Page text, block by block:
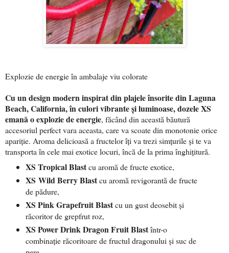
Explozie de energie în ambalaje viu colorate
Cu un design modern inspirat din plajele însorite din Laguna
Beach, California, în culori vibrante și luminoase, dozele XS
emană o explozie de energie, făcând din această băutură
accesoriul perfect vara aceasta, care va scoate din monotonie orice
apariție. Aroma delicioasă a fructelor îți va trezi simțurile și te va
transporta în cele mai exotice locuri, încă de la prima înghițitură.
XS Tropical Blastcu aromă de fructe exotice,
XS Wild Berry Blastcu aromă revigorantă de fructe
de pădure,
XS Pink Grapefruit Blastcu un gust deosebit și
răcoritor de grepfrut roz,
XS Power Drink Dragon Fruit Blastîntr-o
combinație răcoritoare de fructul dragonului și suc de